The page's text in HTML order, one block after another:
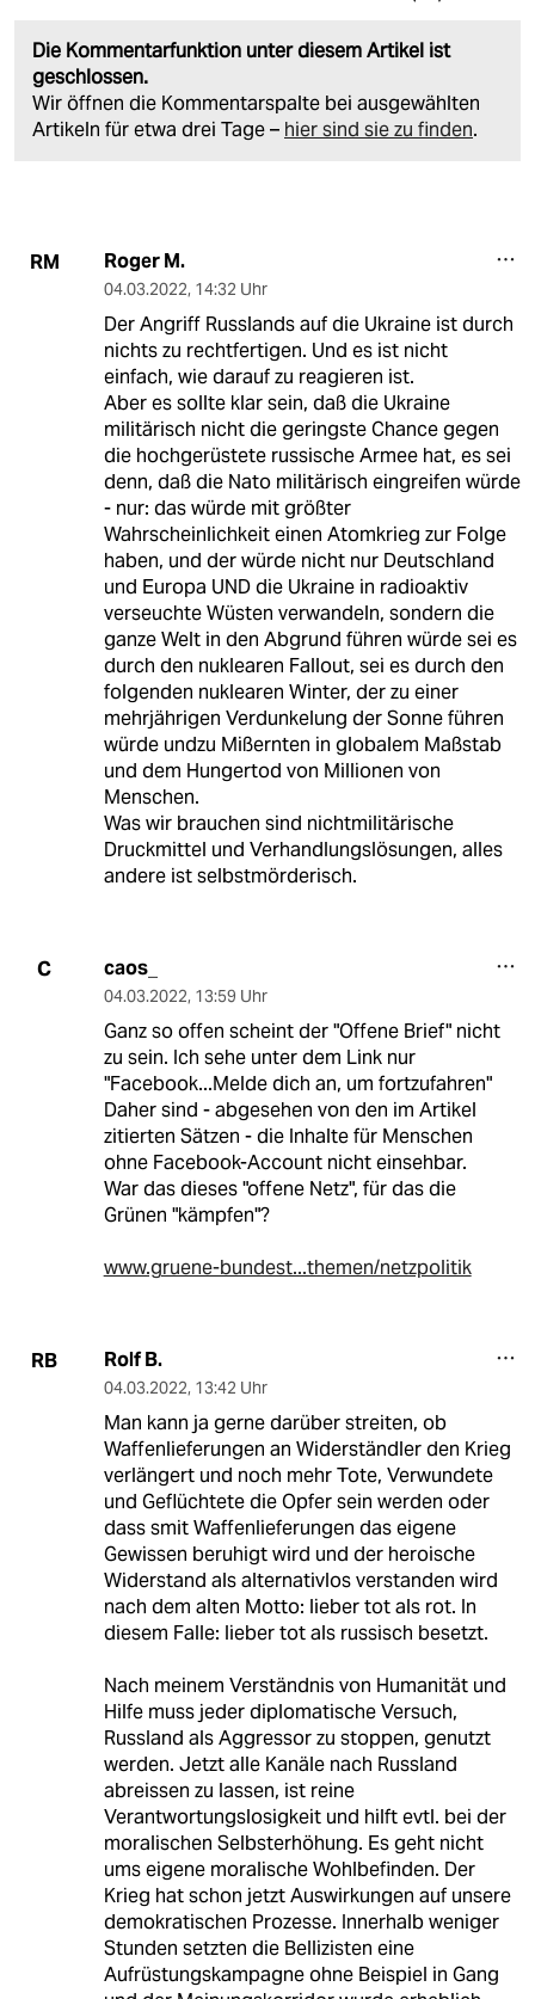
Die Kommentarfunktion unter diesem Artikel ist
geschlossen.
Wir öffnen die Kommentarspalte bei ausgewählten
Artikeln für etwa drei Tage – hier sind sie zu finden.
RM Roger M.
04.03.2022, 14:32 Uhr
Der Angriff Russlands auf die Ukraine ist durch
nichts zu rechtfertigen. Und es ist nicht
einfach, wie darauf zu reagieren ist.
Aber es sollte klar sein, daß die Ukraine
militärisch nicht die geringste Chance gegen
die hochgerüstete russische Armee hat, es sei
denn, daß die Nato militärisch eingreifen würde
- nur: das würde mit größter
Wahrscheinlichkeit einen Atomkrieg zur Folge
haben, und der würde nicht nur Deutschland
und Europa UND die Ukraine in radioaktiv
verseuchte Wüsten verwandeln, sondern die
ganze Welt in den Abgrund führen würde sei es
durch den nuklearen Fallout, sei es durch den
folgenden nuklearen Winter, der zu einer
mehrjährigen Verdunkelung der Sonne führen
würde undzu Mißernten in globalem Maßstab
und dem Hungertod von Millionen von
Menschen.
Was wir brauchen sind nichtmilitärische
Druckmittel und Verhandlungslösungen, alles
andere ist selbstmörderisch.
C caos_
04.03.2022, 13:59 Uhr
Ganz so offen scheint der "Offene Brief" nicht
zu sein. Ich sehe unter dem Link nur
"Facebook...Melde dich an, um fortzufahren"
Daher sind - abgesehen von den im Artikel
zitierten Sätzen - die Inhalte für Menschen
ohne Facebook-Account nicht einsehbar.
War das dieses "offene Netz", für das die
Grünen "kämpfen"?
www.gruene-bundest...themen/netzpolitik
RB Rolf B.
04.03.2022, 13:42 Uhr
Man kann ja gerne darüber streiten, ob
Waffenlieferungen an Widerständler den Krieg
verlängert und noch mehr Tote, Verwundete
und Geflüchtete die Opfer sein werden oder
dass smit Waffenlieferungen das eigene
Gewissen beruhigt wird und der heroische
Widerstand als alternativlos verstanden wird
nach dem alten Motto: lieber tot als rot. In
diesem Falle: lieber tot als russisch besetzt.
Nach meinem Verständnis von Humanität und
Hilfe muss jeder diplomatische Versuch,
Russland als Aggressor zu stoppen, genutzt
werden. Jetzt alle Kanäle nach Russland
abreissen zu lassen, ist reine
Verantwortungslosigkeit und hilft evtl. bei der
moralischen Selbsterhöhung. Es geht nicht
ums eigene moralische Wohlbefinden. Der
Krieg hat schon jetzt Auswirkungen auf unsere
demokratischen Prozesse. Innerhalb weniger
Stunden setzten die Bellizisten eine
Aufrüstungskampagne ohne Beispiel in Gang